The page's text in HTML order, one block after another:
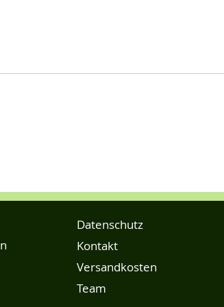
Datenschutz
Kontakt
Versandkosten
Team